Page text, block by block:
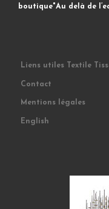
boutique"Au delà de
Liens utiles Textile
Contact
Mentions légales
English